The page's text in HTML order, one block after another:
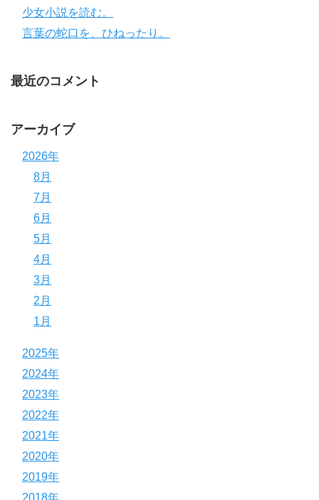
少女小説を読む。
言葉の蛇口を、ひねったり。
最近のコメント
アーカイブ
2026年
8月
7月
6月
5月
4月
3月
2月
1月
2025年
2024年
2023年
2022年
2021年
2020年
2019年
2018年